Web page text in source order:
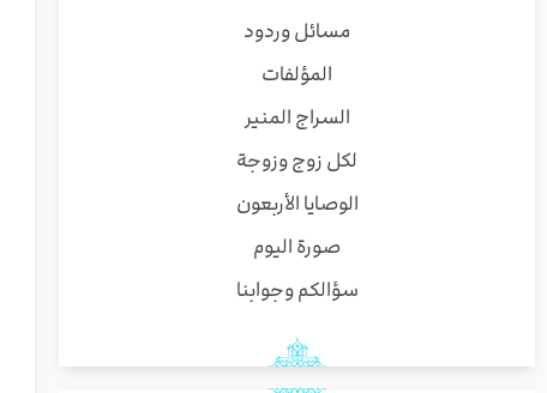
مسائل وردود
المؤلفات
السراج المنير
لكل زوج وزوجة
الوصايا الأربعون
صورة اليوم
سؤالكم وجوابنا